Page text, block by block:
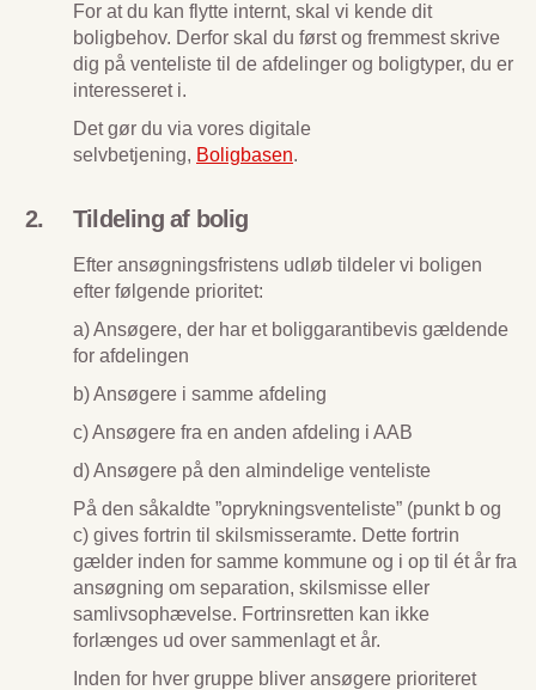
For at du kan flytte internt, skal vi kende dit
boligbehov. Derfor skal du først og fremmest skrive
dig på venteliste til de afdelinger og boligtyper, du er
interesseret i.
Det gør du via vores digitale
selvbetjening, Boligbasen.
Tildeling af bolig
Efter ansøgningsfristens udløb tildeler vi boligen
efter følgende prioritet:
a) Ansøgere, der har et boliggarantibevis gældende
for afdelingen
b) Ansøgere i samme afdeling
c) Ansøgere fra en anden afdeling i AAB
d) Ansøgere på den almindelige venteliste
På den såkaldte ”oprykningsventeliste” (punkt b og
c) gives fortrin til skilsmisseramte. Dette fortrin
gælder inden for samme kommune og i op til ét år fra
ansøgning om separation, skilsmisse eller
samlivsophævelse. Fortrinsretten kan ikke
forlænges ud over sammenlagt et år.
Inden for hver gruppe bliver ansøgere prioriteret